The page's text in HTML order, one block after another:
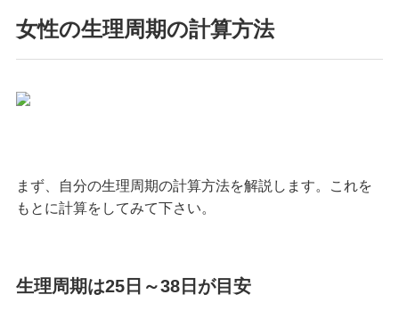
女性の生理周期の計算方法
まず、自分の生理周期の計算方法を解説します。これを
もとに計算をしてみて下さい。
生理周期は25日～38日が目安